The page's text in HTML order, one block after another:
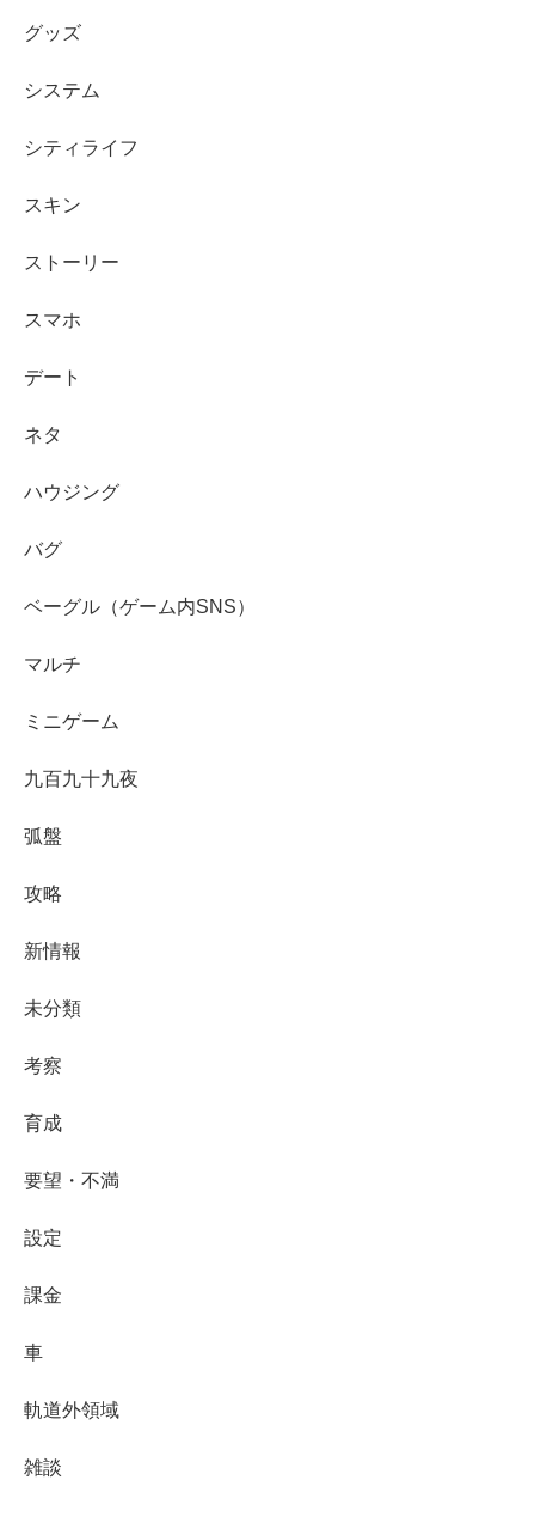
グッズ
システム
シティライフ
スキン
ストーリー
スマホ
デート
ネタ
ハウジング
バグ
ベーグル（ゲーム内SNS）
マルチ
ミニゲーム
九百九十九夜
弧盤
攻略
新情報
未分類
考察
育成
要望・不満
設定
課金
車
軌道外領域
雑談